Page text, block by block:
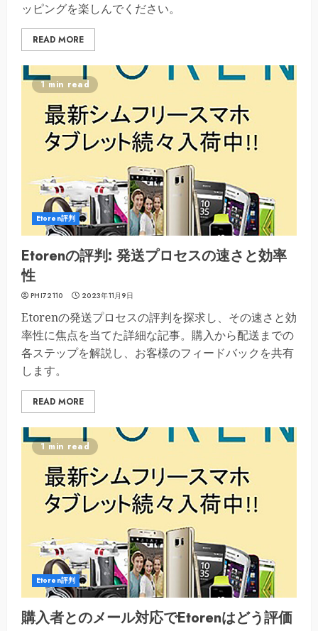
ッピングを楽しんでください。
READ MORE
1 min read
Etoren評判
Etorenの評判: 発送プロセスの速さと効率
性
PHI72110 2023年11月9日
Etorenの発送プロセスの評判を探求し、その速さと効
率性に焦点を当てた詳細な記事。購入から配送までの
各ステップを解説し、お客様のフィードバックを共有
します。
READ MORE
1 min read
Etoren評判
購入者とのメール対応でEtorenはどう評価